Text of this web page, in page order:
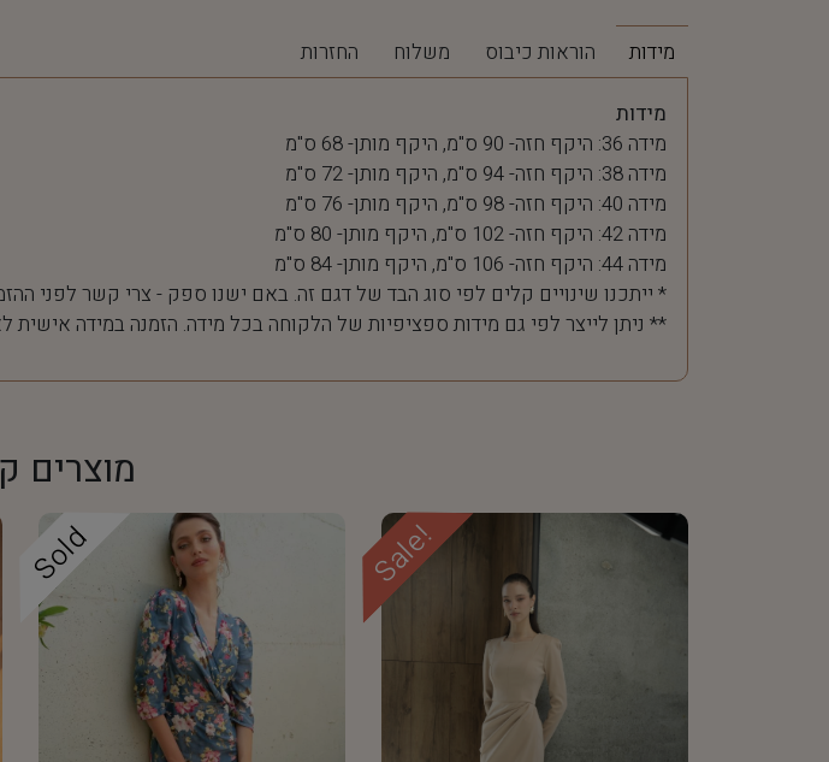
מידות הוראות כיבוס משלוח החזרות
מידות
מידה 36: היקף חזה- 90 ס"מ, היקף מותן- 68 ס"מ
מידה 38: היקף חזה- 94 ס"מ, היקף מותן- 72 ס"מ
מידה 40: היקף חזה- 98 ס"מ, היקף מותן- 76 ס"מ
מידה 42: היקף חזה- 102 ס"מ, היקף מותן- 80 ס"מ
מידה 44: היקף חזה- 106 ס"מ, היקף מותן- 84 ס"מ
* ייתכנו שינויים קלים לפי סוג הבד של דגם זה. באם ישנו ספק - צרי קשר לפני
** ניתן לייצר לפי גם מידות ספציפיות של הלקוחה בכל מידה. הזמנה במידה אישית
מוצרים
Sale!
Sold